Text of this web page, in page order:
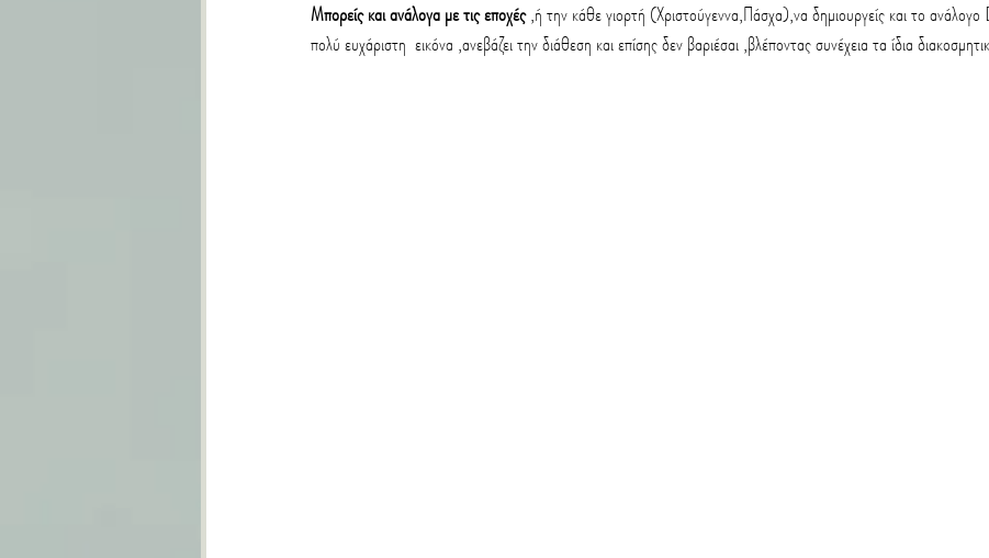
Μπορείς και ανάλογα με τις εποχές ,ή την κάθε γιορτή (Χριστούγεννα,Πάσχα),να δημιουργείς και το
πολύ ευχάριστη  εικόνα ,ανεβάζει την διάθεση και επίσης δεν βαριέσαι ,βλέποντας συνέχεια τα ίδια